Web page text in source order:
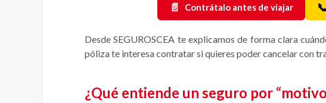
📄 Contrátalo antes de viajar
Desde SEGUROSCEA te explicamos de forma clara
póliza te interesa contratar si quieres poder cancelar con
¿Qué entiende un seguro por